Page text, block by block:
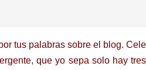
tus palabras sobre el blog.
que yo sepa solo hay